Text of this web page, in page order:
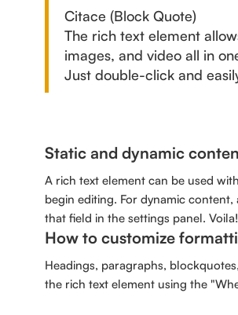
Citace (Block Quote)
The rich text element
images, and video all in
Just double-click and
Static and dynamic
A rich text element can be used with
begin editing. For dynamic
that field in the settings panel. Voila!
How to customize
Headings, paragraphs,
the rich text element using the